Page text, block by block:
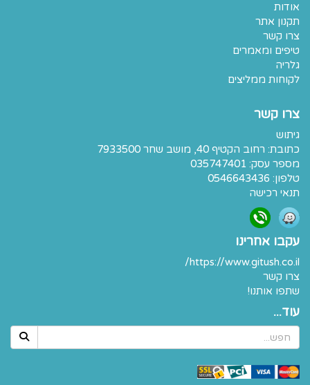
אודות
תקנון אתר
צרו קשר
טיפים ומאמרים
גלריה
לקוחות ממליצים
צרו קשר
גיתוש
כתובת: רחוב הקטיף 40, מושב שחר 7933500
מספר עסק: 035747401
טלפון: 0546643436
תנאי רכישה
עקבו אחרינו
https://www.gitush.co.il/
צרו קשר
שתפו אותנו!
עוד...